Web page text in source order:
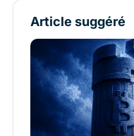
Article suggéré